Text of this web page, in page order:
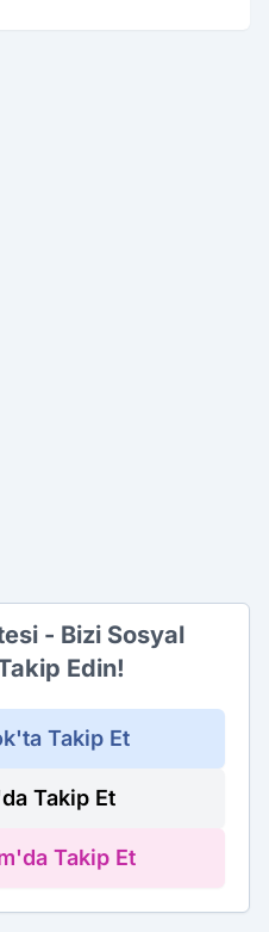
- Bizi Sosyal
Edin!
Takip Et
Takip Et
Takip Et